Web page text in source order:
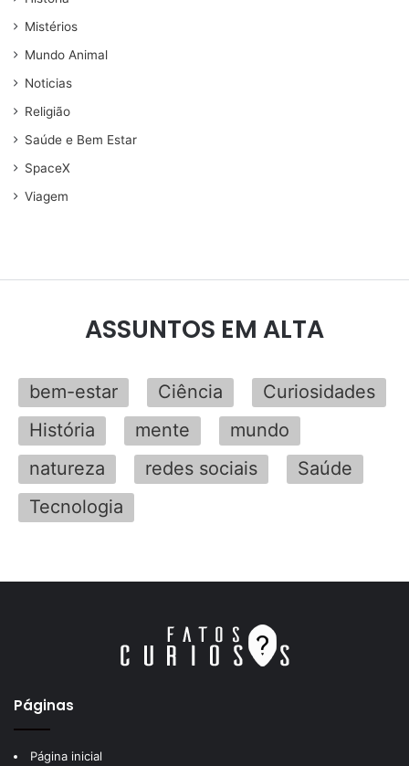
Mistérios
Mundo Animal
Noticias
Religião
Saúde e Bem Estar
SpaceX
Viagem
ASSUNTOS EM ALTA
bem-estar Ciência
Curiosidades
História
mente
mundo
natureza
redes sociais
Saúde
Tecnologia
Páginas
Página inicial